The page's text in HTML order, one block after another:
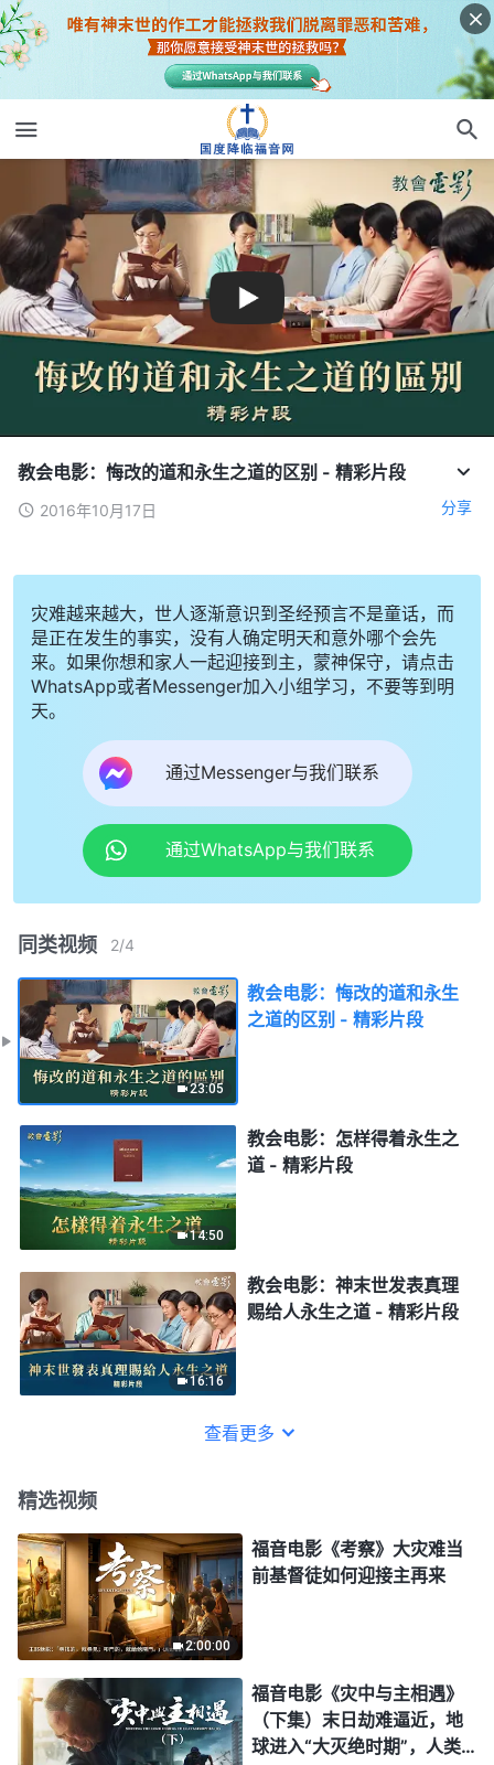
教会电影：悔改的道和永生之道的区别 - 精彩片段
2016年10月17日 分享
灾难越来越大，世人逐渐意识到圣经预言不是童话，而
是正在发生的事实，没有人确定明天和意外哪个会先
来。如果你想和家人一起迎接到主，蒙神保守，请点击
WhatsApp或者Messenger加入小组学习，不要等到明
天。
通过Messenger与我们联系
通过WhatsApp与我们联系
同类视频 2/4
23:05
教会电影：悔改的道和永生
之道的区别 - 精彩片段
14:50
教会电影：怎样得着永生之
道 - 精彩片段
16:16
教会电影：神末世发表真理
赐给人永生之道 - 精彩片段
查看更多
精选视频
2:00:00
福音电影《考察》大灾难当
前基督徒如何迎接主再来
福音电影《灾中与主相遇》
（下集）末日劫难逼近，地
球进入“大灭绝时期”，人类